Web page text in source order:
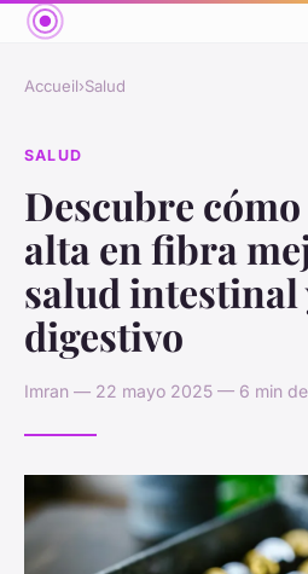
Accueil›Salud
SALUD
Descubre
alta en fibra
salud intestinal
digestivo
Imran — 22 mayo 2025 — 6 min